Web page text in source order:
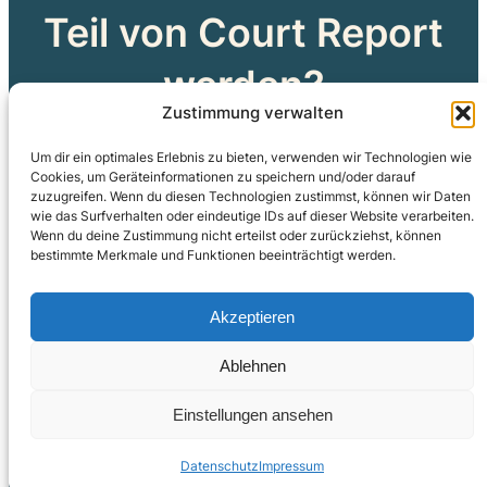
Zustimmung verwalten
Um dir ein optimales Erlebnis zu bieten, verwenden wir Technologien wie
Cookies, um Geräteinformationen zu speichern und/oder darauf
zuzugreifen. Wenn du diesen Technologien zustimmst, können wir Daten
wie das Surfverhalten oder eindeutige IDs auf dieser Website verarbeiten.
Wenn du deine Zustimmung nicht erteilst oder zurückziehst, können
bestimmte Merkmale und Funktionen beeinträchtigt werden.
Akzeptieren
Ablehnen
Einstellungen ansehen
DatenschutzImpressum
Teil von Court Report
werden?
Dann meldet euch jetzt bei uns!
Kontakt
Instagram
© 2026 Court Report